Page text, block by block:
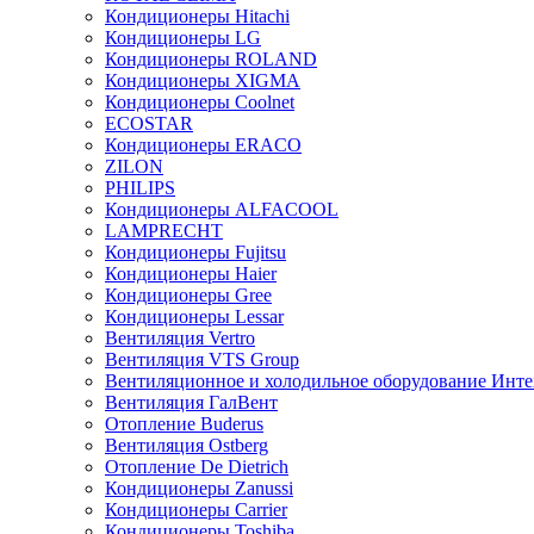
Кондиционеры Hitachi
Кондиционеры LG
Кондиционеры ROLAND
Кондиционеры XIGMA
Кондиционеры Coolnet
ECOSTAR
Кондиционеры ERACO
ZILON
PHILIPS
Кондиционеры ALFACOOL
LAMPRECHT
Кондиционеры Fujitsu
Кондиционеры Haier
Кондиционеры Gree
Кондиционеры Lessar
Вентиляция Vertro
Вентиляция VTS Group
Вентиляционное и холодильное оборудование
Вентиляция ГалВент
Отопление Buderus
Вентиляция Ostberg
Отопление De Dietrich
Кондиционеры Zanussi
Кондиционеры Carrier